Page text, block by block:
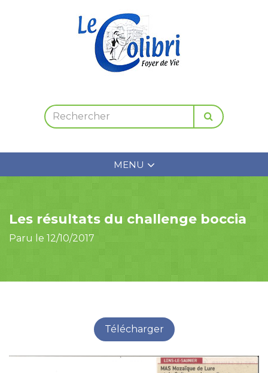
MENU
Les résultats du challenge boccia
Paru le 12/10/2017
Télécharger